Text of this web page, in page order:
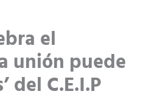
el
unión puede
del C.E.I.P